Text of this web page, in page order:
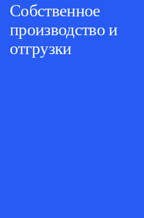
Собственное
производство и
отгрузки